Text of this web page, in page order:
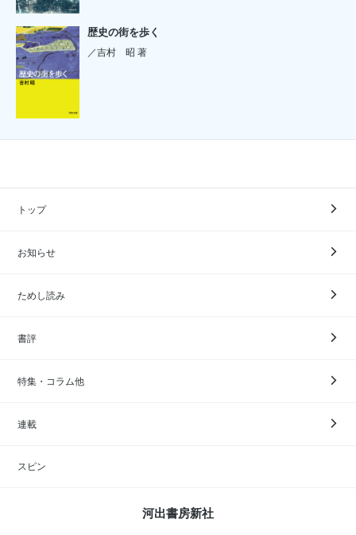
歴史の街を歩く
／吉村 昭 著
トップ
お知らせ
ためし読み
書評
特集・コラム他
連載
スピン
河出書房新社